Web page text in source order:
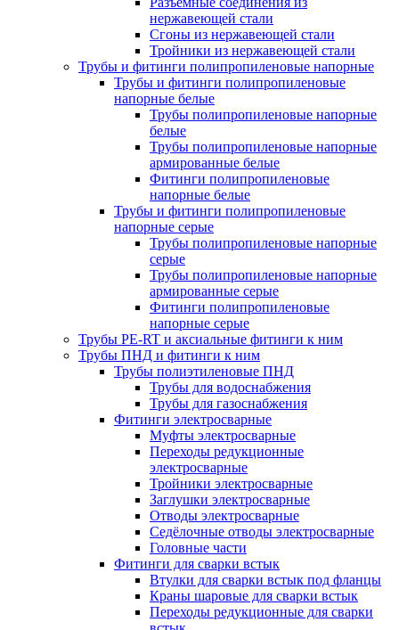
нержавеющей стали
Сгоны из нержавеющей стали
Тройники из нержавеющей стали
Трубы и фитинги полипропиленовые напорные
Трубы и фитинги полипропиленовые
напорные белые
Трубы полипропиленовые напорные
белые
Трубы полипропиленовые напорные
армированные белые
Фитинги полипропиленовые
напорные белые
Трубы и фитинги полипропиленовые
напорные серые
Трубы полипропиленовые напорные
серые
Трубы полипропиленовые напорные
армированные серые
Фитинги полипропиленовые
напорные серые
Трубы PE-RT и аксиальные фитинги к ним
Трубы ПНД и фитинги к ним
Трубы полиэтиленовые ПНД
Трубы для водоснабжения
Трубы для газоснабжения
Фитинги электросварные
Муфты электросварные
Переходы редукционные
электросварные
Тройники электросварные
Заглушки электросварные
Отводы электросварные
Седёлочные отводы электросварные
Головные части
Фитинги для сварки встык
Втулки для сварки встык под фланцы
Краны шаровые для сварки встык
Переходы редукционные для сварки